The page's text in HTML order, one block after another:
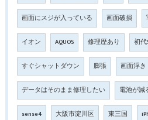
画面にスジが入っている 画面破損
イオン AQUOS 修理歴あり 初代
すぐシャットダウン 膨張 画面浮き
データはそのまま修理したい 電池が減
sense4 大阪市淀川区 東三国